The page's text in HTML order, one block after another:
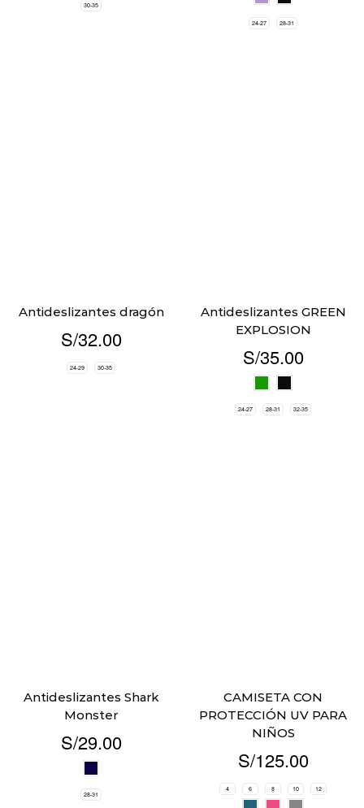
30-35
24-27 28-31
Antideslizantes dragón
S/32.00
24-29 30-35
Antideslizantes GREEN
EXPLOSION
S/35.00
24-27 28-31 32-35
Antideslizantes Shark
Monster
S/29.00
28-31
CAMISETA CON
PROTECCIÓN UV PARA
NIÑOS
S/125.00
4 6 8 10 12